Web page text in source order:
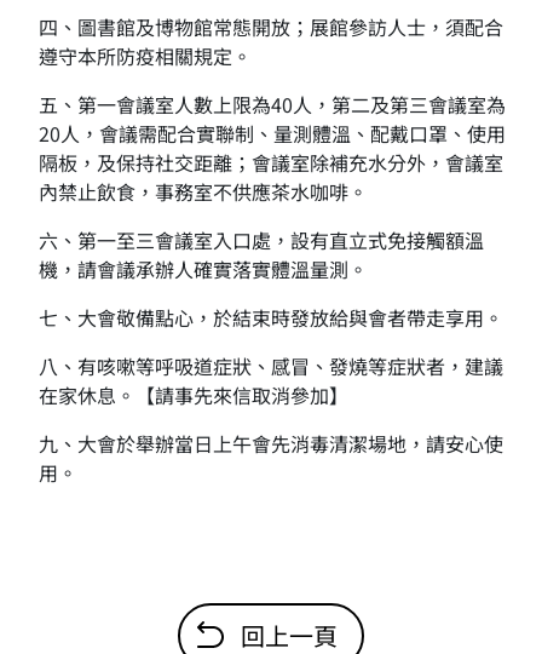
四、圖書館及博物館常態開放；展館參訪人士，須配合
遵守本所防疫相關規定。
五、第一會議室人數上限為40人，第二及第三會議室為
20人，會議需配合實聯制、量測體溫、配戴口罩、使用
隔板，及保持社交距離；會議室除補充水分外，會議室
內禁止飲食，事務室不供應茶水咖啡。
六、第一至三會議室入口處，設有直立式免接觸額溫
機，請會議承辦人確實落實體溫量測。
七、大會敬備點心，於結束時發放給與會者帶走享用。
八、有咳嗽等呼吸道症狀、感冒、發燒等症狀者，建議
在家休息。【請事先來信取消參加】
九、大會於舉辦當日上午會先消毒清潔場地，請安心使
用。
回上一頁